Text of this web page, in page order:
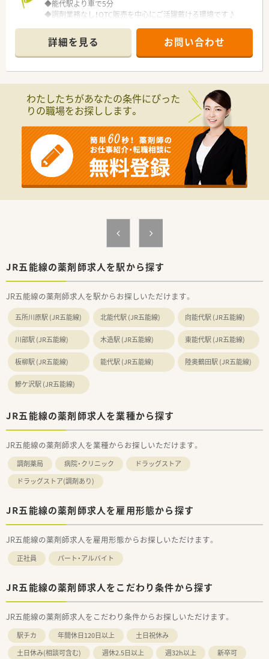
◆能代駅より車で5分
◆調剤業務なし！OTC販売を中心にご活躍戴ける環境です♪
お気軽にお問合せください◎
＼企業について／
・全国に店舗展開している大手ドラッグストアチェーンです。
・薬のこと、健康のこと、何かあればいつでも相談にのれる街の
健康拠点を推進しています。
・ナショナル社員＝全国、広域エリア社員＝エリア内の転勤あ
り、狭域エリア社員＝自宅から通勤圏内のみ。様々な社員区分が
あり勤務地域を選択できます。
【女性活躍推進・子育てサポート企業】
・「3つ星のえるぼしマーク」と「プラチナくるみんマーク」の双方
の認定を受けています！
・育児休業は3歳まで延長できる制度や時短勤務は子供が中学1
年生になるまで可能。また、復職時には復職フォロー制度などを
詳細を見る お問い合わせ
わたしたちがあなたの条件にぴった
りの職場をお探しします。
JR五能線の薬剤師求人を駅から探す
JR五能線の薬剤師求人を駅からお探しいただけます。
五所川原駅 (JR五能線) 北能代駅 (JR五能線) 向能代駅 (JR五能線)
川部駅 (JR五能線) 木造駅 (JR五能線) 東能代駅 (JR五能線)
板柳駅 (JR五能線) 能代駅 (JR五能線) 陸奥鶴田駅 (JR五能線)
鰺ケ沢駅 (JR五能線)
JR五能線の薬剤師求人を業種から探す
JR五能線の薬剤師求人を業種からお探しいただけます。
調剤薬局 病院・クリニック
ドラッグストア
ドラッグストア(調剤あり)
JR五能線の薬剤師求人を雇用形態から探す
JR五能線の薬剤師求人を雇用形態からお探しいただけます。
正社員 パート・アルバイト
JR五能線の薬剤師求人をこだわり条件から探す
JR五能線の薬剤師求人をこだわり条件からお探しいただけます。
駅チカ 年間休日120日以上
土日祝休み
土日休み(相談可含む)
週休2.5日以上 週32h以上
新卒可